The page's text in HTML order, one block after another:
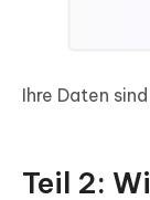
Ihre Daten
Teil 2: